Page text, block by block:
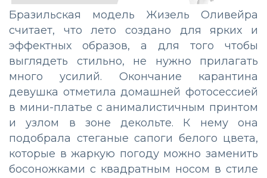
Бразильская модель Жизель Оливейра
считает, что лето создано для ярких и
эффектных образов, а для того чтобы
выглядеть стильно, не нужно прилагать
много усилий. Окончание карантина
девушка отметила домашней фотосессией
в мини-платье с анималистичным принтом
и узлом в зоне декольте. К нему она
подобрала стеганые сапоги белого цвета,
которые в жаркую погоду можно заменить
босоножками с квадратным носом в стиле